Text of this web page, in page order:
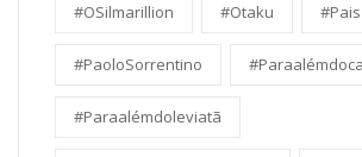
#OSilmarillion #Otaku #Pais
#PaoloSorrentino
#Paraalémdoleviatã